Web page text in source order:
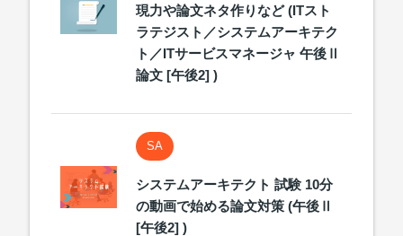
現力や論文ネタ作りなど (ITスト
ラテジスト／システムアーキテク
ト／ITサービスマネージャ 午後Ⅱ
論文 [午後2] )
SA
システムアーキテクト 試験 10分
の動画で始める論文対策 (午後Ⅱ
[午後2] )